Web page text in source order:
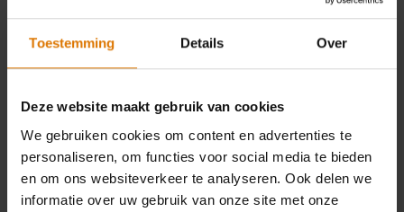
Toestemming Details Over
Deze website maakt gebruik van cookies
We gebruiken cookies om content en advertenties te
personaliseren, om functies voor social media te bieden
en om ons websiteverkeer te analyseren. Ook delen we
informatie over uw gebruik van onze site met onze